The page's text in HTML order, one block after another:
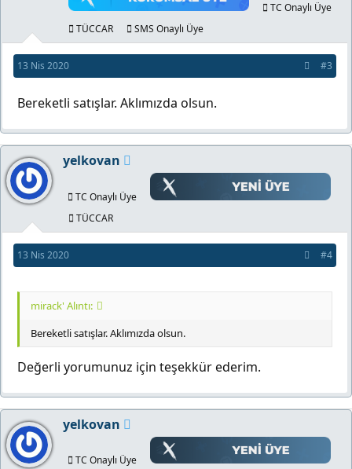
TC Onaylı Üye
TÜCCAR
SMS Onaylı Üye
13 Nis 2020 #3
Bereketli satışlar. Aklımızda olsun.
yelkovan
TC Onaylı Üye
TÜCCAR
13 Nis 2020 #4
mirack' Alıntı:
Bereketli satışlar. Aklımızda olsun.
Değerli yorumunuz için teşekkür ederim.
yelkovan
TC Onaylı Üye